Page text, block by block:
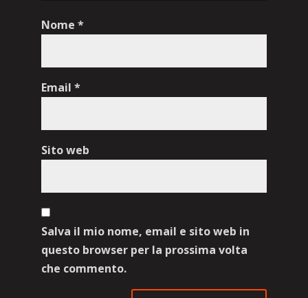
Nome *
Email *
Sito web
Salva il mio nome, email e sito web in
questo browser per la prossima volta
che commento.